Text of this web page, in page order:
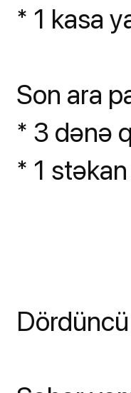
* 1 kasa
Son ara
* 3 dənə
* 1